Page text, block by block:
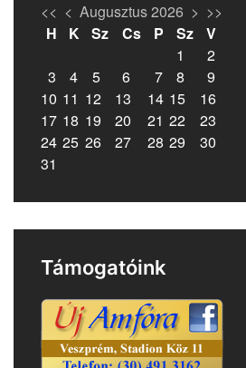
<< < Augusztus 2026 > >>
H
K Sz Cs P Sz
V
1
2
3
4 5 6 7 8
9
10 11 12 13 14 15
16
17 18 19 20 21 22
23
24 25 26 27 28 29
30
31
Támogatóink